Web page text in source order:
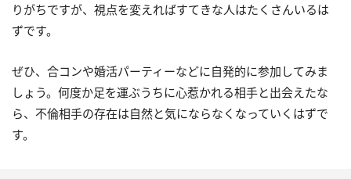
りがちですが、視点を変えればすてきな人はたくさんいるは
ずです。
ぜひ、合コンや婚活パーティーなどに自発的に参加してみま
しょう。何度か足を運ぶうちに心惹かれる相手と出会えたな
ら、不倫相手の存在は自然と気にならなくなっていくはずで
す。